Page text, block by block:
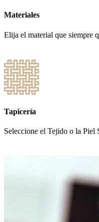
Materiales
Elija el material que siempre
Tapicería
Seleccione el Tejido o la Piel